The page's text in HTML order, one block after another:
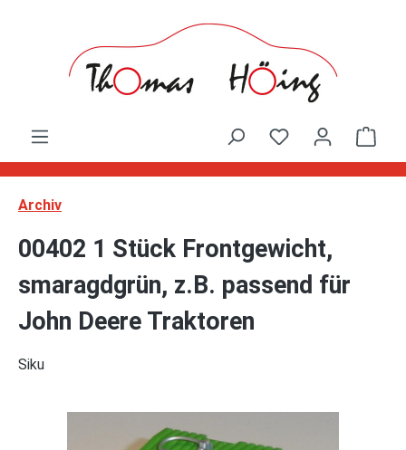
Archiv
00402 1 Stück Frontgewicht,
smaragdgrün, z.B. passend für
John Deere Traktoren
Siku